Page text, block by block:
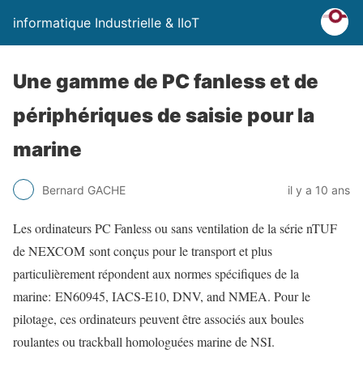
informatique Industrielle & IIoT
Une gamme de PC fanless et de
périphériques de saisie pour la
marine
Bernard GACHE il y a 10 ans
Les ordinateurs PC Fanless ou sans ventilation de la série nTUF
de NEXCOM sont conçus pour le transport et plus
particulièrement répondent aux normes spécifiques de la
marine: EN60945, IACS-E10, DNV, and NMEA. Pour le
pilotage, ces ordinateurs peuvent être associés aux boules
roulantes ou trackball homologuées marine de NSI.